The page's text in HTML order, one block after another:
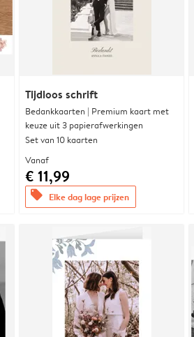
Tijdloos schrift
Bedankkaarten | Premium kaart met
keuze uit 3 papierafwerkingen
Set van 10 kaarten
Vanaf
€ 11,99
offers Elke dag lage prijzen